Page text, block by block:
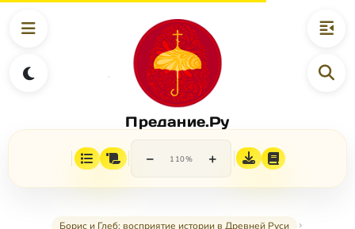
Предание.Ру
− 110% +
Борис и Глеб: восприятие истории в Древней Руси